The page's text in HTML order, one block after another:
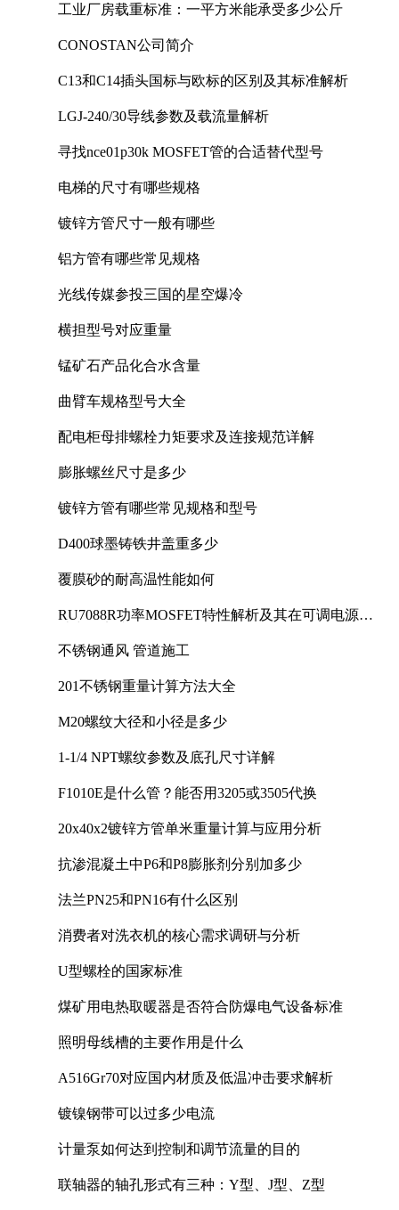
工业厂房载重标准：一平方米能承受多少公斤
CONOSTAN公司简介
C13和C14插头国标与欧标的区别及其标准解析
LGJ-240/30导线参数及载流量解析
寻找nce01p30k MOSFET管的合适替代型号
电梯的尺寸有哪些规格
镀锌方管尺寸一般有哪些
铝方管有哪些常见规格
光线传媒参投三国的星空爆冷
横担型号对应重量
锰矿石产品化合水含量
曲臂车规格型号大全
配电柜母排螺栓力矩要求及连接规范详解
膨胀螺丝尺寸是多少
镀锌方管有哪些常见规格和型号
D400球墨铸铁井盖重多少
覆膜砂的耐高温性能如何
RU7088R功率MOSFET特性解析及其在可调电源设
不锈钢通风 管道施工
201不锈钢重量计算方法大全
M20螺纹大径和小径是多少
1-1/4 NPT螺纹参数及底孔尺寸详解
F1010E是什么管？能否用3205或3505代换
20x40x2镀锌方管单米重量计算与应用分析
抗渗混凝土中P6和P8膨胀剂分别加多少
法兰PN25和PN16有什么区别
消费者对洗衣机的核心需求调研与分析
U型螺栓的国家标准
煤矿用电热取暖器是否符合防爆电气设备标准
照明母线槽的主要作用是什么
A516Gr70对应国内材质及低温冲击要求解析
镀镍钢带可以过多少电流
计量泵如何达到控制和调节流量的目的
联轴器的轴孔形式有三种：Y型、J型、Z型